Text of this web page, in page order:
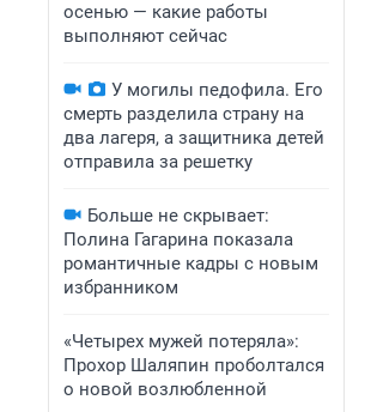
осенью — какие работы
выполняют сейчас
У могилы педофила. Его
смерть разделила страну на
два лагеря, а защитника детей
отправила за решетку
Больше не скрывает:
Полина Гагарина показала
романтичные кадры с новым
избранником
«Четырех мужей потеряла»:
Прохор Шаляпин проболтался
о новой возлюбленной